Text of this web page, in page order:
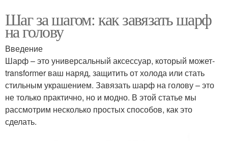
Шаг за шагом: как завязать шарф
на голову
Введение
Шарф – это универсальный аксессуар, который может-
transformer ваш наряд, защитить от холода или стать
стильным украшением. Завязать шарф на голову – это
не только практично, но и модно. В этой статье мы
рассмотрим несколько простых способов, как это
сделать.